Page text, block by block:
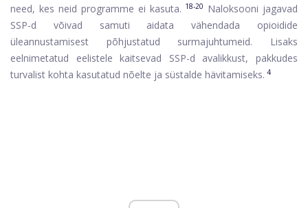
need, kes neid programme ei kasuta. 18-20 Naloksooni jagavad
SSP-d võivad samuti aidata vähendada opioidide
üleannustamisest põhjustatud surmajuhtumeid. Lisaks
eelnimetatud eelistele kaitsevad SSP-d avalikkust, pakkudes
turvalist kohta kasutatud nõelte ja süstalde hävitamiseks. 4